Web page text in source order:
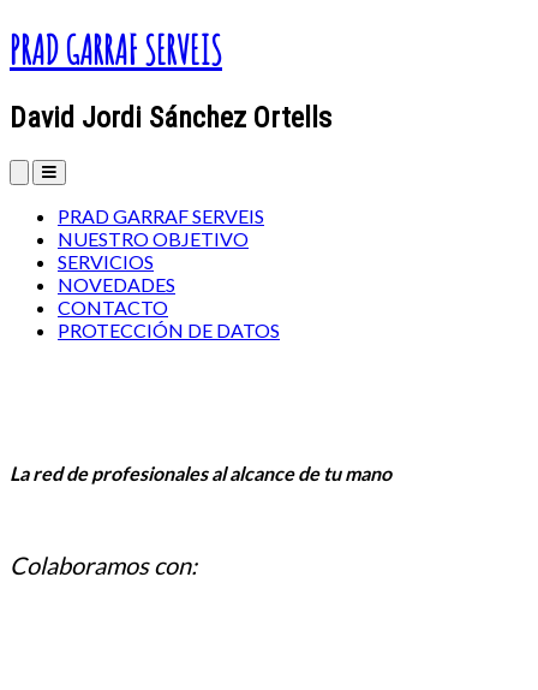
PRAD GARRAF SERVEIS
David Jordi Sánchez Ortells
PRAD GARRAF SERVEIS
NUESTRO OBJETIVO
SERVICIOS
NOVEDADES
CONTACTO
PROTECCIÓN DE DATOS
La red de profesionales al alcance de tu mano
Colaboramos con: